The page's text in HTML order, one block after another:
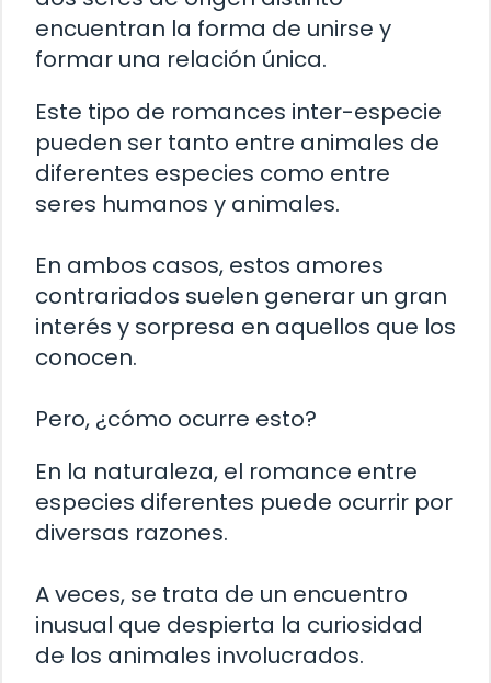
encuentran la forma de unirse y
formar una relación única.
Este tipo de romances inter-especie
pueden ser tanto entre animales de
diferentes especies como entre
seres humanos y animales.
En ambos casos, estos amores
contrariados suelen generar un gran
interés y sorpresa en aquellos que los
conocen.
Pero, ¿cómo ocurre esto?
En la naturaleza, el romance entre
especies diferentes puede ocurrir por
diversas razones.
A veces, se trata de un encuentro
inusual que despierta la curiosidad
de los animales involucrados.